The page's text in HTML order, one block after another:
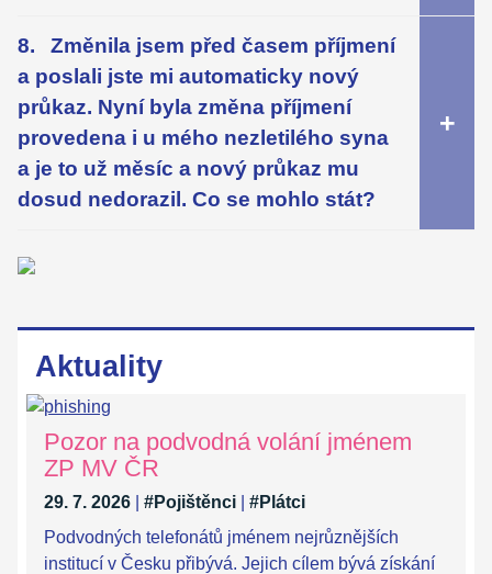
Změnila jsem před časem příjmení
a poslali jste mi automaticky nový
průkaz. Nyní byla změna příjmení
provedena i u mého nezletilého syna
a je to už měsíc a nový průkaz mu
dosud nedorazil. Co se mohlo stát?
Aktuality
Pozor na podvodná volání jménem
ZP MV ČR
29. 7. 2026 #Pojištěnci
#Plátci
Podvodných telefonátů jménem nejrůznějších
institucí v Česku přibývá. Jejich cílem bývá získání